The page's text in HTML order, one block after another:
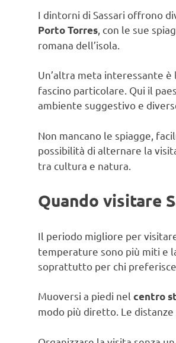
I dintorni di Sassari offrono
Porto Torres , con le sue
romana dell’isola.
Un’altra meta interessante è
fascino particolare. Qui il
ambiente suggestivo e
Non mancano le spiagge,
possibilità di alternare la
tra cultura e natura.
Quando visitare
Il periodo migliore per
temperature sono più miti e
soprattutto per chi
Muoversi a piedi nel centro
modo più diretto. Le